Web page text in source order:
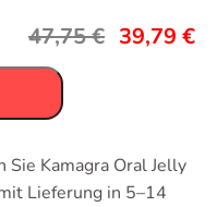
47,75€ 39,79 €
Kamagra Oral Jelly
Lieferung in 5–14